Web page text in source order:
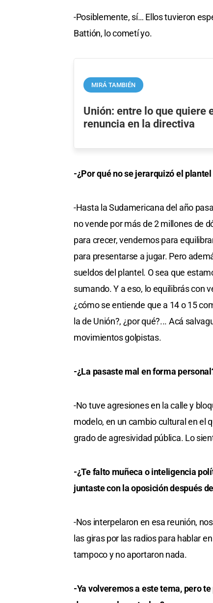
-Posiblemente, sí… Ellos tuvieron
Battión, lo cometí yo.
MIRÁ TAMBIÉN
Unión: entre lo que quiere
renuncia en la directiva
-¿Por qué no se jerarquizó el
-Hasta la Sudamericana del año
no vende por más de 2 millones de
para crecer, vendemos para
para presentarse a jugar. Pero
sueldos del plantel. O sea que
sumando. Y a eso, lo equilibrás con
¿cómo se entiende que a 14 o 15
la de Unión?, ¿por qué?... Acá
movimientos golpistas.
-¿La pasaste mal en forma
-No tuve agresiones en la calle y
modelo, en un cambio cultural en el
grado de agresividad pública. Lo
-¿Te falto muñeca o inteligencia
juntaste con la oposición después
-Nos interpelaron en esa reunión,
las giras por las radios para hablar
tampoco y no aportaron nada.
-Ya volveremos a este tema, pero